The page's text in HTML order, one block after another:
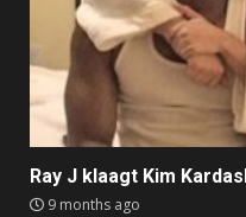
Ray J klaagt Kim
9 months ago